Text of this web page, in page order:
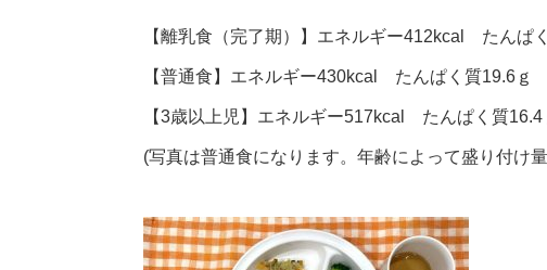
【離乳食（完了期）】エネルギー412kcal たんぱ
【普通食】エネルギー430kcal たんぱく質19.6ｇ
【3歳以上児】エネルギー517kcal たんぱく質
(写真は普通食になります。年齢によって盛り付け